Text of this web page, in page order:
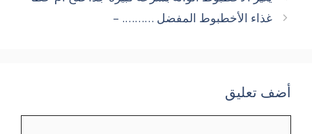
غذاء الأخطبوط المفضل ………. –
أضف تعليق